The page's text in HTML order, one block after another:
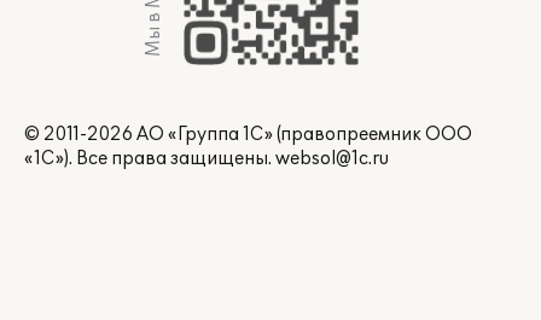
© 2011-2026 АО «Группа 1С» (правопреемник ООО
«1С»). Все права защищены. websol@1c.ru